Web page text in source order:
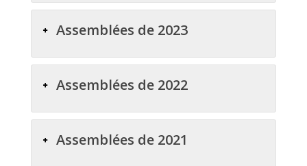
Assemblées de 2023
Assemblées de 2022
Assemblées de 2021